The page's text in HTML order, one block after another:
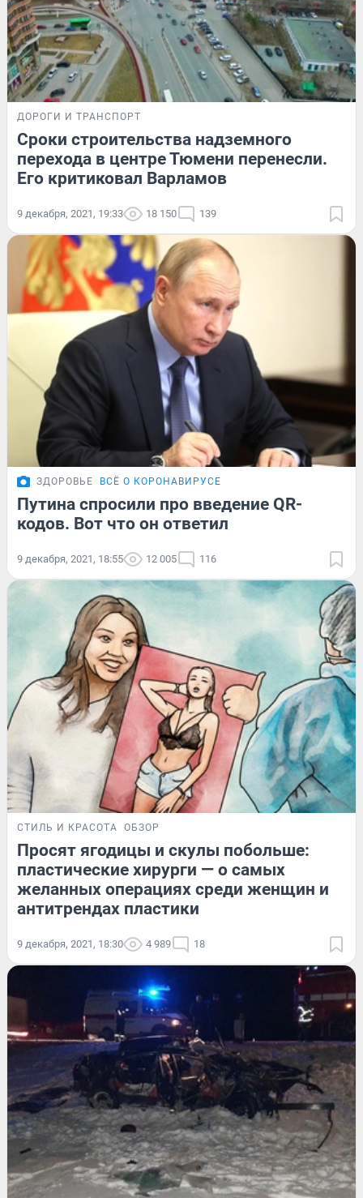
ДОРОГИ И ТРАНСПОРТ
Сроки строительства надземного
перехода в центре Тюмени перенесли.
Его критиковал Варламов
9 декабря, 2021, 19:33 18 150 139
ЗДОРОВЬЕ ВСЁ О КОРОНАВИРУСЕ
Путина спросили про введение QR-
кодов. Вот что он ответил
9 декабря, 2021, 18:55 12 005 116
СТИЛЬ И КРАСОТА ОБЗОР
Просят ягодицы и скулы побольше:
пластические хирурги — о самых
желанных операциях среди женщин и
антитрендах пластики
9 декабря, 2021, 18:30 4 989 18